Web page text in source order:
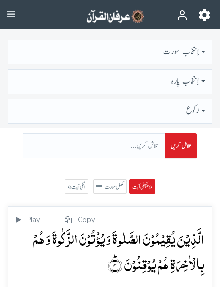
اِنتخاب سورت
اِنتخاب پارہ
رُكوع
تلاش کریں
پچھلی آیت » مکمل سورت « اگلی آیت
Play Copy
الَّذِیۡنَ یُقِیۡمُوۡنَ الصَّلٰوۃَ وَ یُؤۡتُوۡنَ الزَّکٰوۃَ وَ ہُمۡ
بِالۡاٰخِرَۃِ ہُمۡ یُوۡقِنُوۡنَ ؕ﴿۴﴾